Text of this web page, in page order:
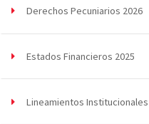
Derechos Pecuniarios 2026
Estados Financieros 2025
Lineamientos Institucionales